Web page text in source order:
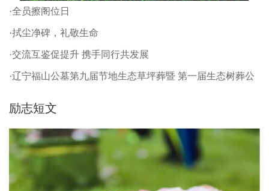
·全员擦阁位日
·拭尘净碑，礼敬生命
·交流互鉴促提升 携手同行共发展
·辽宁福山公墓第九届节地生态草坪葬暨 第一届生态树葬公
励志短文